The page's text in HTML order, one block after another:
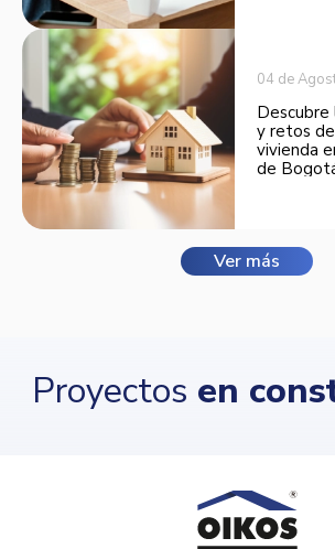
04 de
Descubre
y retos
vivienda
de
Ver más
Proyectos en